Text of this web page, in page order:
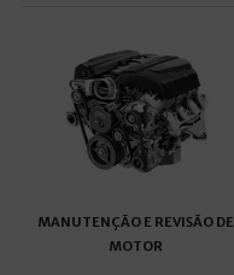
MANUTENÇÃO E REVISÃO DE
MOTOR